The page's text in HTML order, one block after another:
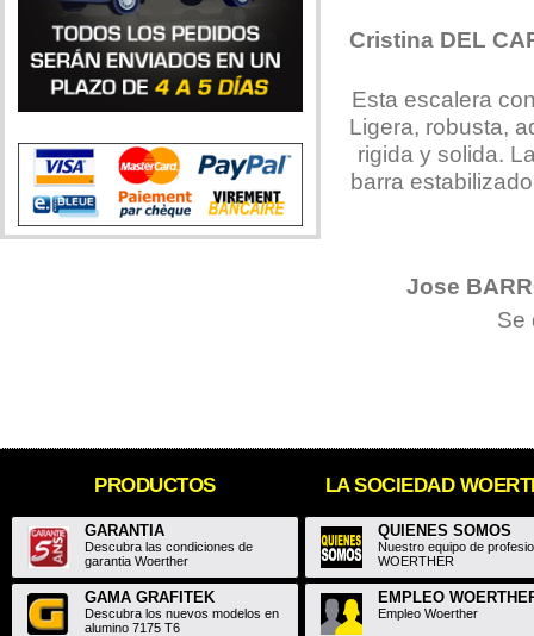
Cristina DEL
Esta escalera
Ligera, robusta,
rigida y solida.
barra
Jose
Se
PRODUCTOS
GARANTIA
Descubra las condiciones de
garantia Woerther
GAMA GRAFITEK
Descubra los nuevos modelos en
alumino 7175 T6
LA SOCIEDAD
QUIENES SOMOS
Nuestro equipo de
WOERTHER
EMPLEO
Empleo Woerther